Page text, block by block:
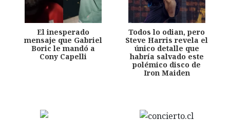
El inesperado
mensaje que Gabriel
Boric le mandó a
Cony Capelli
Todos lo odian, pero
Steve Harris revela el
único detalle que
habría salvado este
polémico disco de
Iron Maiden